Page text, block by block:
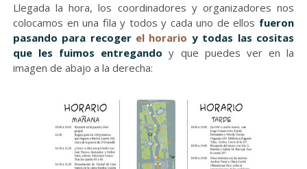
Llegada la hora, los coordinadores y organizadores nos
colocamos en una fila y todos y cada uno de ellos fueron
pasando para recoger el horario y todas las cositas
que les fuimos entregando y que puedes ver en la
imagen de abajo a la derecha: